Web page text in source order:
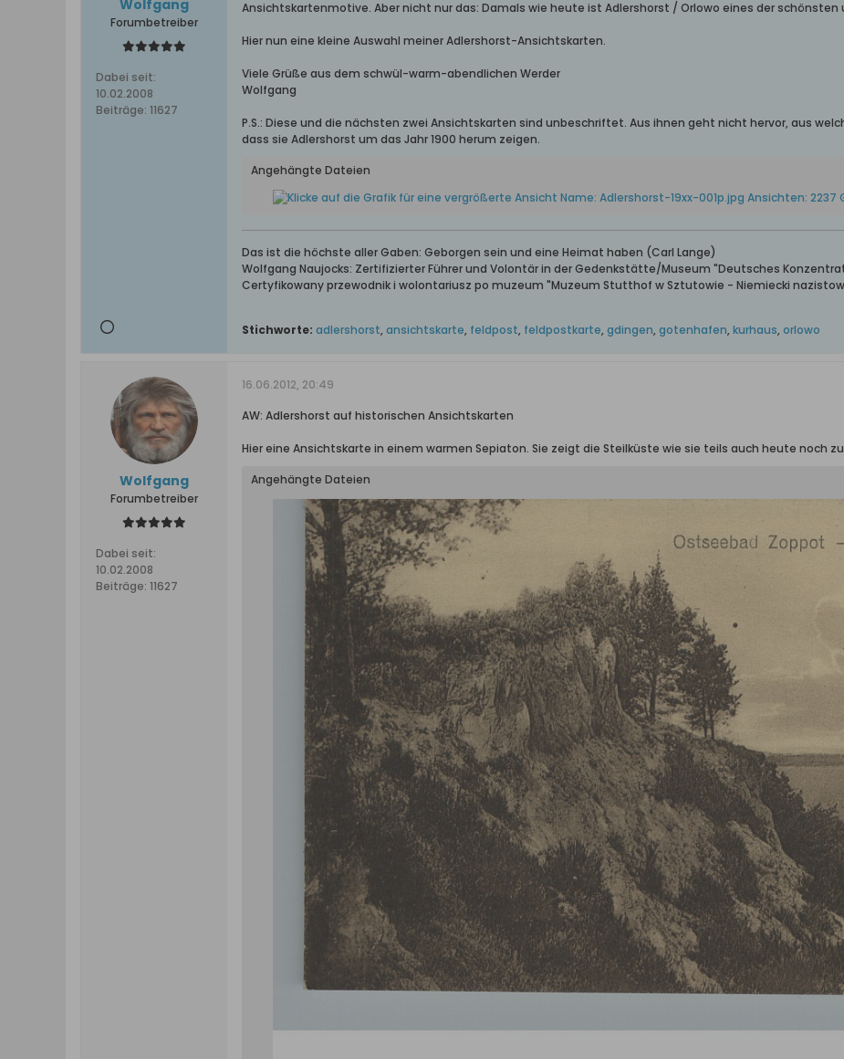
Wolfgang
Forumbetreiber
Dabei seit:
10.02.2008
Beiträge: 11627
Ansichtskartenmotive. Aber nicht nur das: Damals wie heute ist Adlershorst / Orlowo eines der
Hier nun eine kleine Auswahl meiner Adlershorst-Ansichtskarten.
Viele Grüße aus dem schwül-warm-abendlichen Werder
Wolfgang
P.S.: Diese und die nächsten zwei Ansichtskarten sind unbeschriftet. Aus ihnen geht nicht hervor, aus
dass sie Adlershorst um das Jahr 1900 herum zeigen.
Angehängte Dateien
Das ist die höchste aller Gaben: Geborgen sein und eine Heimat haben (Carl Lange)
Wolfgang Naujocks: Zertifizierter Führer und Volontär in der Gedenkstätte/Museum "Deutsches
Certyfikowany przewodnik i wolontariusz po muzeum "Muzeum Stutthof w Sztutowie - Niemiecki
Stichworte: adlershorst, ansichtskarte, feldpost, feldpostkarte, gdingen, gotenhafen, kurhaus, orlowo
Wolfgang
Forumbetreiber
Dabei seit:
10.02.2008
Beiträge: 11627
16.06.2012, 20:49
AW: Adlershorst auf historischen Ansichtskarten
Hier eine Ansichtskarte in einem warmen Sepiaton. Sie zeigt die Steilküste wie sie teils auch heute noch
Angehängte Dateien